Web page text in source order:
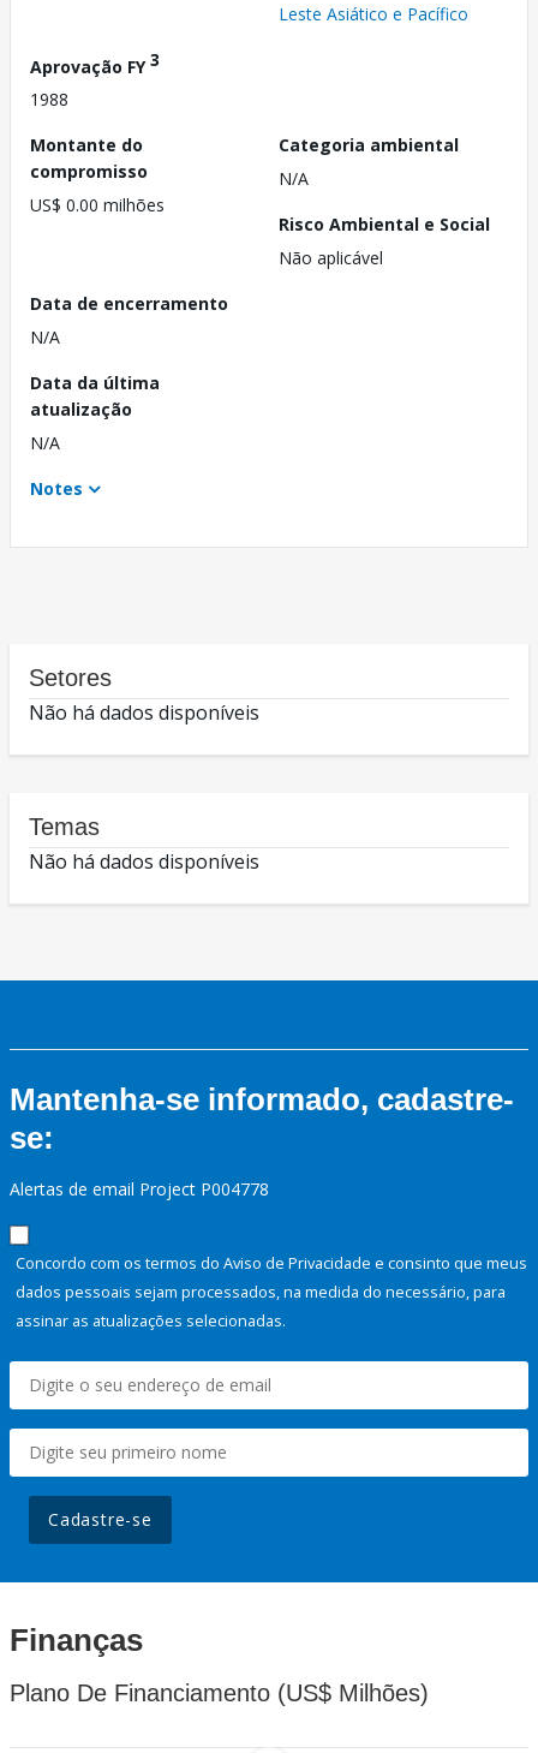
Leste Asiático e Pacífico
Aprovação FY3
1988
Montante do
compromisso
US$ 0.00 milhões
Categoria ambiental
N/A
Risco Ambiental e Social
Não aplicável
Data de encerramento
N/A
Data da última
atualização
N/A
Notes
Setores
Não há dados disponíveis
Temas
Não há dados disponíveis
Mantenha-se informado, cadastre-
se:
Alertas de email Project P004778
Concordo com os termos do Aviso de Privacidade e consinto que meus
dados pessoais sejam processados, na medida do necessário, para
assinar as atualizações selecionadas.
Cadastre-se
Finanças
Plano De Financiamento (US$ Milhões)